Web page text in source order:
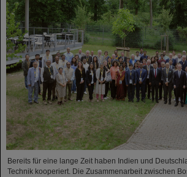
Bereits für eine lange Zeit haben Indien und
Technik kooperiert. Die Zusammenarbeit zwischen